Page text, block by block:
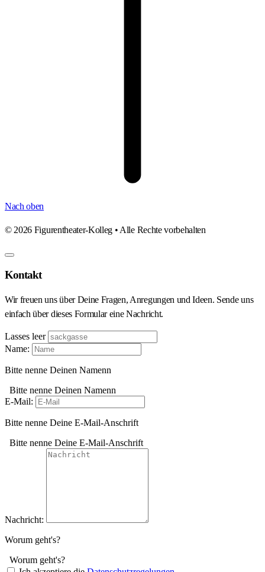
Nach oben
© 2026 Figurentheater-Kolleg • Alle Rechte vorbehalten
Kontakt
Wir freuen uns über Deine Fragen, Anregungen und Ideen. Sende uns
einfach über dieses Formular eine Nachricht.
Lasses leer
Name:
Bitte nenne Deinen Namenn
Bitte nenne Deinen Namenn
E-Mail:
Bitte nenne Deine E-Mail-Anschrift
Bitte nenne Deine E-Mail-Anschrift
Nachricht:
Worum geht's?
Worum geht's?